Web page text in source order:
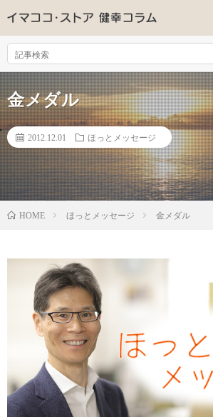
金メダル
2012.12.01 ほっとメッセージ
HOME ほっとメッセージ 金メダル